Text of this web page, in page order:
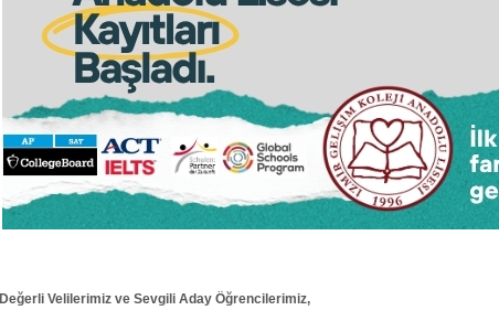
Değerli Velilerimiz ve Sevgili Aday Öğrencilerimiz,